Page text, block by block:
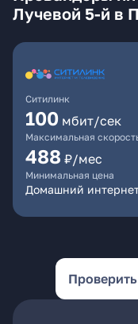
Лучевой 5-й в
Ситилинк
100 мбит/сек
Максимальная
488 ₽/мес
Минимальная цена
Домашний